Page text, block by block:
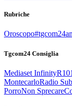
Rubriche
Oroscopo
Tgcom24 Consiglia
Mediaset InfinityR101
MontecarloRadio
PorroNon Sprecare